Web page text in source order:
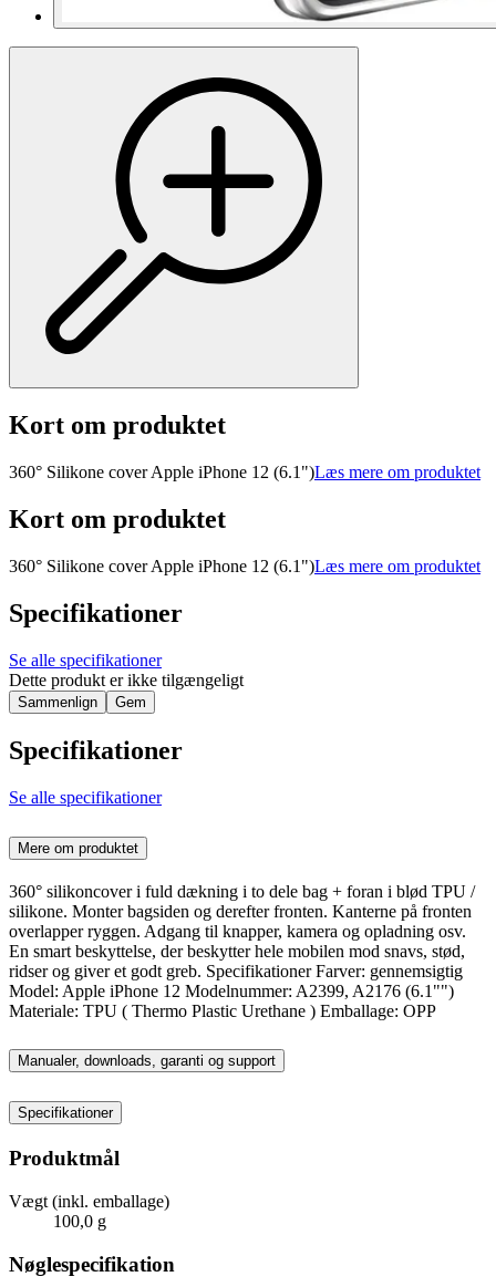
Kort om produktet
360° Silikone cover Apple iPhone 12 (6.1")Læs mere om produktet
Kort om produktet
360° Silikone cover Apple iPhone 12 (6.1")Læs mere om produktet
Specifikationer
Se alle specifikationer
Dette produkt er ikke tilgængeligt
Sammenlign Gem
Specifikationer
Se alle specifikationer
Mere om produktet
360° silikoncover i fuld dækning i to dele bag + foran i blød TPU /
silikone. Monter bagsiden og derefter fronten. Kanterne på fronten
overlapper ryggen. Adgang til knapper, kamera og opladning osv.
En smart beskyttelse, der beskytter hele mobilen mod snavs, stød,
ridser og giver et godt greb. Specifikationer Farver: gennemsigtig
Model: Apple iPhone 12 Modelnummer: A2399, A2176 (6.1"")
Materiale: TPU ( Thermo Plastic Urethane ) Emballage: OPP
Manualer, downloads, garanti og support
Specifikationer
Produktmål
Vægt (inkl. emballage)
100,0 g
Nøglespecifikation